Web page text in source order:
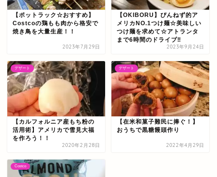
【ポットラック☆おすすめ】
Costcoの鶏もも肉から格安で
焼き鳥を大量生産！！
2023年7月29日
【OKIBORU】ぴんねず的ア
メリカNO.1つけ麺☆美味しい
つけ麺を求めて☆アトランタ
まで6時間のドライブ‼
2023年9月24日
デザート
【カルフォルニア産もち粉の
活用術】アメリカで雪見大福
を作ろう！！
2020年2月28日
デザート
【在米和菓子難民に捧ぐ！】
おうちで黒糖饅頭作り
2022年4月29日
Costco